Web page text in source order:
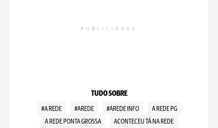
PUBLICIDADE
TUDO SOBRE
#A REDE #AREDE #AREDE INFO
A REDE PG
A REDE PONTA GROSSA
ACONTECEU TÁ NA REDE